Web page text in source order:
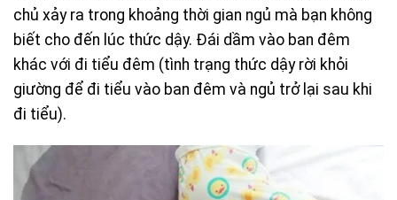
chủ xảy ra trong khoảng thời gian ngủ mà bạn không
biết cho đến lúc thức dậy. Đái dầm vào ban đêm
khác với đi tiểu đêm (tình trạng thức dậy rời khỏi
giường để đi tiểu vào ban đêm và ngủ trở lại sau khi
đi tiểu).